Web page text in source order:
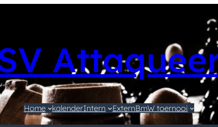
Home kalenderIntern ExternBmW toernooi